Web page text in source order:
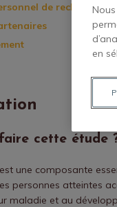
de recherche
cette étude
une composante
personnes atteintes
maladie et au
en